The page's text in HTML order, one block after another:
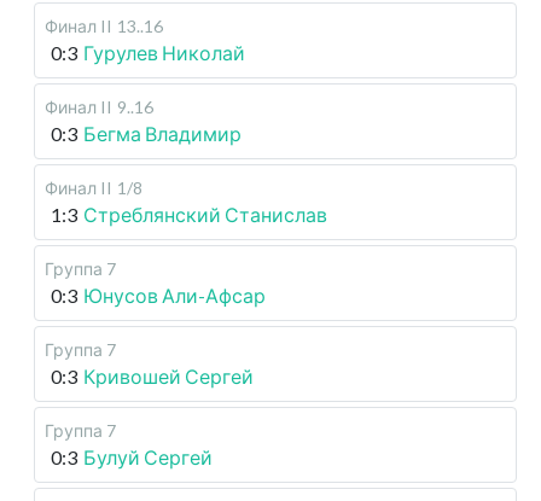
Финал II 13..16
0:3 Гурулев Николай
Финал II 9..16
0:3 Бегма Владимир
Финал II 1/8
1:3 Стреблянский Станислав
Группа 7
0:3 Юнусов Али-Афсар
Группа 7
0:3 Кривошей Сергей
Группа 7
0:3 Булуй Сергей